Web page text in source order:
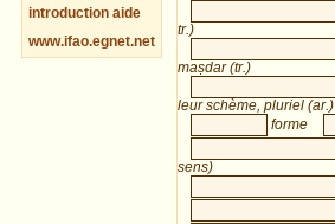
introduction aide
www.ifao.egnet.net
tr.)
maṣdar (tr.)
leur schème, pluriel (ar.)
forme
sens)